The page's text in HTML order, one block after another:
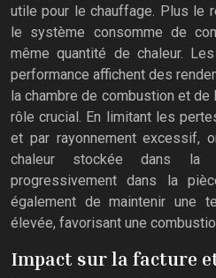
utile pour le chauffage. Plus le
le système consomme de
même quantité de chaleur.
performance affichent des
la chambre de combustion et
rôle crucial. En limitant les
et par rayonnement excessif,
chaleur stockée dans la
progressivement dans la
également de maintenir une
élevée, favorisant une
Impact sur la facture